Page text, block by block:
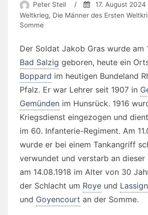
Peter Steil / 17. August 2024
Weltkrieg, Die Männer des Ersten
Somme
Der Soldat Jakob Gras wurde am
Bad Salzig geboren, heute ein
Boppard im heutigen Bundeland
Pfalz. Er war Lehrer seit 1907 in
Gemünden im Hunsrück. 1916
Kriegsdienst eingezogen und
im 60. Infanterie-Regiment. Am
wurde er bei einem Tankangriff
verwundet und verstarb an dieser
am 14.08.1918 im Alter von 30
der Schlacht um Roye und
und Goyencourt an der Somme.